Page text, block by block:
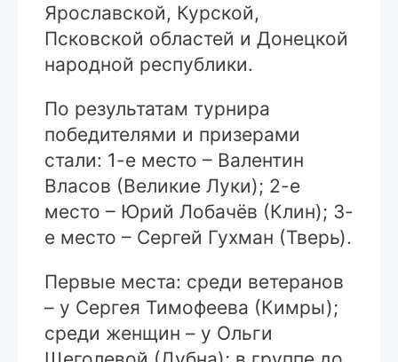
Ярославской, Курской,
Псковской областей и Донецкой
народной республики.
По результатам турнира
победителями и призерами
стали: 1-е место – Валентин
Власов (Великие Луки); 2-е
место – Юрий Лобачёв (Клин); 3-
е место – Сергей Гухман (Тверь).
Первые места: среди ветеранов
– у Сергея Тимофеева (Кимры);
среди женщин – у Ольги